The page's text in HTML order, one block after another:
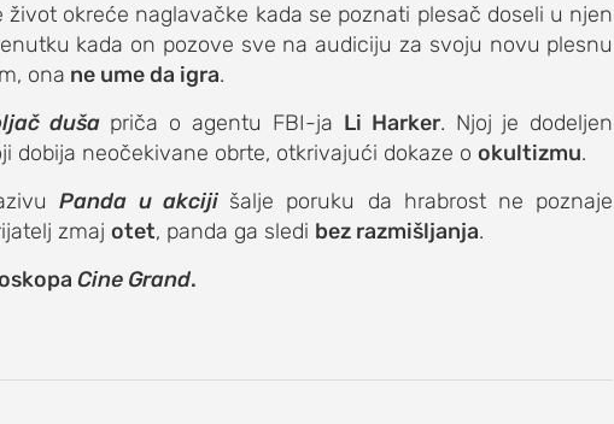
fakulteti
život okreće naglavačke kada se poznati plesač doseli u njen
kada on pozove sve na audiciju za svoju novu plesnu
ona ne ume da igra.
duša priča o agentu FBI-ja Li Harker. Njoj je dodeljen
dobija neočekivane obrte, otkrivajući dokaze o okultizmu.
Panda u akciji šalje poruku da hrabrost ne poznaje
zmaj otet, panda ga sledi bez razmišljanja.
Cine Grand.